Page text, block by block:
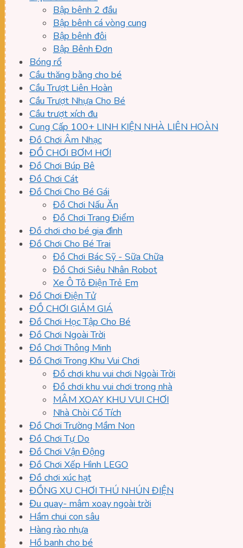
Bập bênh 2 đầu
Bập bênh cá vòng cung
Bập bênh đôi
Bập Bênh Đơn
Bóng rổ
Cầu thăng bằng cho bé
Cầu Trượt Liên Hoàn
Cầu Trượt Nhựa Cho Bé
Cầu trượt xích đu
Cung Cấp 100+ LINH KIỆN NHÀ LIÊN HOÀN
Đồ Chơi Âm Nhạc
ĐỒ CHƠI BƠM HƠI
Đồ Chơi Búp Bê
Đồ Chơi Cát
Đồ Chơi Cho Bé Gái
Đồ Chơi Nấu Ăn
Đồ Chơi Trang Điểm
Đồ chơi cho bé gia đình
Đồ Chơi Cho Bé Trai
Đồ Chơi Bác Sỹ - Sữa Chữa
Đồ Chơi Siêu Nhân Robot
Xe Ô Tô Điện Trẻ Em
Đồ Chơi Điện Tử
ĐỒ CHƠI GIẢM GIÁ
Đồ Chơi Học Tập Cho Bé
Đồ Chơi Ngoài Trời
Đồ Chơi Thông Minh
Đồ Chơi Trong Khu Vui Chơi
Đồ chơi khu vui chơi Ngoài Trời
Đồ chơi khu vui chơi trong nhà
MÂM XOAY KHU VUI CHƠI
Nhà Chòi Cổ Tích
Đồ Chơi Trường Mầm Non
Đồ Chơi Tự Do
Đồ Chơi Vận Động
Đồ Chơi Xếp Hình LEGO
Đồ chơi xúc hạt
ĐỒNG XU CHƠI THÚ NHÚN ĐIỆN
Đu quay- mâm xoay ngoài trời
Hầm chui con sâu
Hàng rào nhựa
Hồ banh cho bé